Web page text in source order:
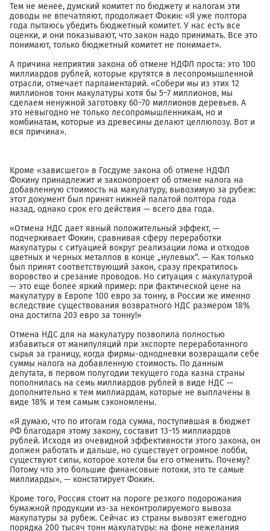
Тем не менее, думский комитет по бюджету и налогам эти
доводы не впечатляют, продолжает Фокин: «Я уже полтора
года пытаюсь убедить бюджетный комитет. У нас есть все
оценки, и они показывают, что закон надо принимать. Все это
понимают, только бюджетный комитет не понимает».
А причина неприятия закона об отмене НДФЛ проста: это 100
миллиардов рублей, которые крутятся в лесопромышленной
отрасли, отмечает парламентарий. «Собери мы из этих 12
миллионов тонн макулатуры хотя бы 5−7 миллионов, мы
сделаем ненужной заготовку 60−70 миллионов деревьев. А
это невыгодно не только лесопромышленникам, но и
комбинатам, которые из древесины делают целлюлозу. Вот и
вся причина».
Кроме «зависшего» в Госдуме закона об отмене НДФЛ
Фокину принадлежит и законопроект об отмене налога на
добавленную стоимость на макулатуру, вывозимую за рубеж:
этот документ был принят нижней палатой полтора года
назад, однако срок его действия — всего два года.
«Отмена НДС дает явный положительный эффект, —
подчеркивает Фокин, сравнивая сферу переработки
макулатуры с ситуацией вокруг реализации лома и отходов
цветных и черных металлов в конце „нулевых“. — Как только
был принят соответствующий закон, сразу прекратилось
воровство и срезание проводов. Но ситуация с макулатурой
— это еще более яркий пример: при фактической цене на
макулатуру в Европе 100 евро за тонну, в России же именно
вследствие существования возвратного НДС размером 18%
она достигла 203 евро за тонну!»
Отмена НДС для на макулатуру позволила полностью
избавиться от манипуляций при экспорте переработанного
сырья за границу, когда фирмы-однодневки возвращали себе
суммы налога на добавленную стоимость. По данным
депутата, в первом полугодии текущего года казна страны
пополнилась на семь миллиардов рублей в виде НДС —
дополнительно к тем миллиардам, которые не выплачены в
виде 18% и тем самым сэкономлены.
«Я думаю, что по итогам года сумма, поступившая в бюджет
РФ благодаря этому закону, составит 13−15 миллиардов
рублей. Исходя из очевидной эффективности этого закона, он
должен работать и дальше, но существует огромное лобби,
существуют силы, которое хотели бы его отменить. Почему?
Потому что это большие финансовые потоки, это те самые
миллиарды», — констатирует Фокин.
Кроме того, Россия стоит на пороге резкого подорожания
бумажной продукции из-за неконтролируемого вывоза
макулатуры за рубеж. Сейчас из страны вывозят ежегодно
порядка 200 тысяч тонн макулатуры: на фоне нежелания